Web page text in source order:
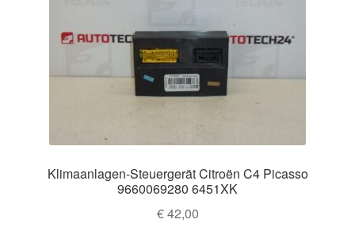
Klimaanlagen-Steuergerät Citroën C4 Picasso
9660069280 6451XK
€42,00